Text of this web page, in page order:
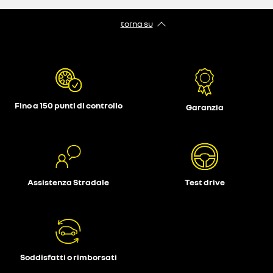
torna su
Fino a 150 punti di controllo Garanzia
Assistenza Stradale Test drive
Soddisfatti o rimborsati